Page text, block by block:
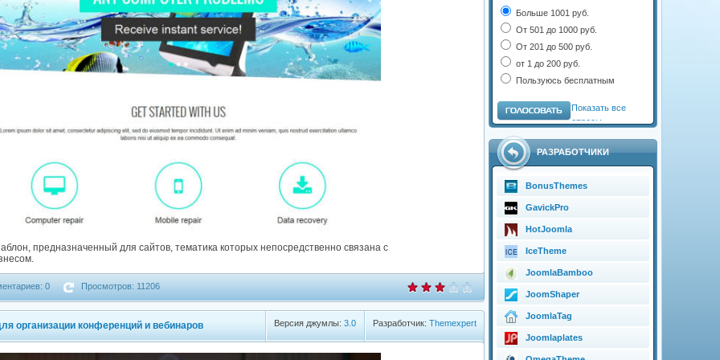
Больше 1001 руб.
От 501 до 1000 руб.
От 201 до 500 руб.
от 1 до 200 руб.
Пользуюсь бесплатным
Показать все
опросы
РАЗРАБОТЧИКИ
BonusThemes
GavickPro
HotJoomla
IceTheme
JoomlaBamboo
JoomShaper
JoomlaTag
Joomlaplates
предназначенный для сайтов, тематика которых непосредственно связана с
0 Просмотров: 11206
Разработчик: Themexpert
Версия джумлы: 3.0
организации конференций и вебинаров